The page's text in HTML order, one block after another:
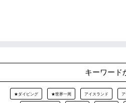
キーワード
★ダイビング ★世界一周 アイスランド